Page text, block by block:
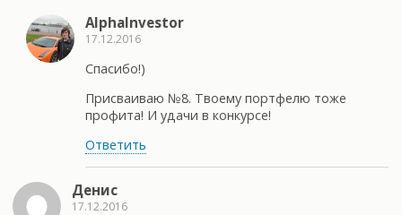
AlphaInvestor
17.12.2016
Спасибо!)
Присваиваю №8. Твоему портфелю тоже
профита! И удачи в конкурсе!
Ответить
Денис
17.12.2016